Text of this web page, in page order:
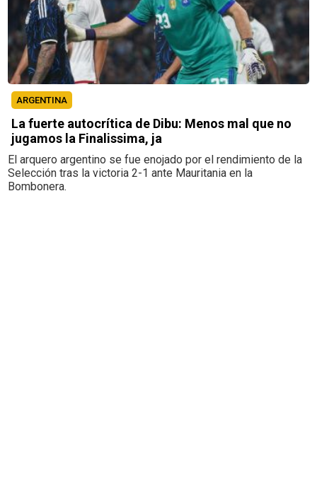
ARGENTINA
La fuerte autocrítica de Dibu: Menos mal que no
jugamos la Finalissima, ja
El arquero argentino se fue enojado por el rendimiento de la
Selección tras la victoria 2-1 ante Mauritania en la
Bombonera.